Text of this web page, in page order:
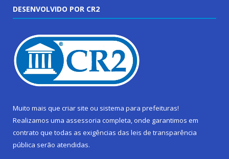
DESENVOLVIDO POR CR2
Muito mais que criar site ou sistema para prefeituras!
Realizamos uma assessoria completa, onde garantimos em
contrato que todas as exigências das leis de transparência
pública serão atendidas.